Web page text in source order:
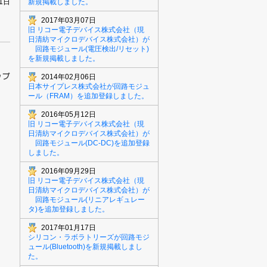
新規掲載しました。
2017年03月07日
旧 リコー電子デバイス株式会社（現
日清紡マイクロデバイス株式会社）が
回路モジュール(電圧検出/リセット)
を新規掲載しました。
2014年02月06日
日本サイプレス株式会社が回路モジュ
ール（FRAM）を追加登録しました。
2016年05月12日
旧 リコー電子デバイス株式会社（現
日清紡マイクロデバイス株式会社）が
回路モジュール(DC-DC)を追加登録
しました。
2016年09月29日
旧 リコー電子デバイス株式会社（現
日清紡マイクロデバイス株式会社）が
回路モジュール(リニアレギュレー
タ)を追加登録しました。
2017年01月17日
シリコン・ラボラトリーズが回路モジ
ュール(Bluetooth)を新規掲載しまし
た。